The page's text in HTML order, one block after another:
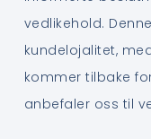
vedlikehold.
kundelojalitet,
kommer tilbake
anbefaler oss til